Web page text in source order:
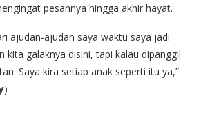
pesannya hingga akhir hayat.
ajudan-ajudan saya waktu saya jadi
kita galaknya disini, tapi kalau dipanggil
Saya kira setiap anak seperti itu ya,”
)